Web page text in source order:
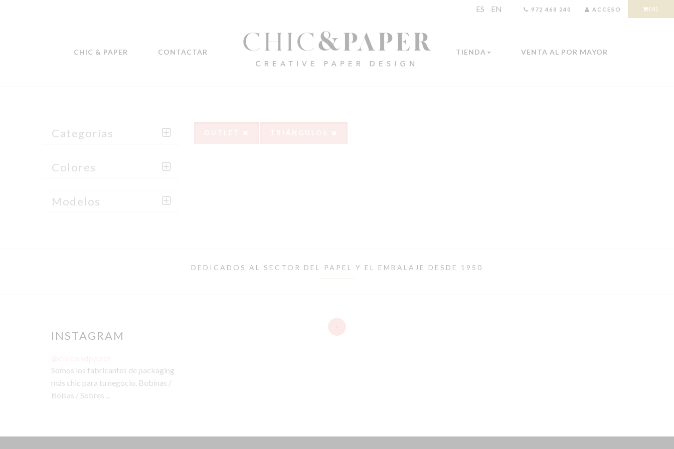
972 468 240 ACCESO (0)
ES EN
CHIC & PAPER CONTACTAR TIENDA VENTA AL POR MAYOR
Categorías
Colores
Modelos
DEDICADOS AL SECTOR DEL PAPEL Y EL EMBALAJE DESDE 1950
INSTAGRAM
Somos los fabricantes de packaging
más chic para tu negocio. Bobinas /
Bolsas / Sobres ...